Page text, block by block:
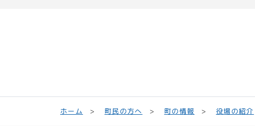
ホーム 町民の方へ 町の情報 役場の紹介